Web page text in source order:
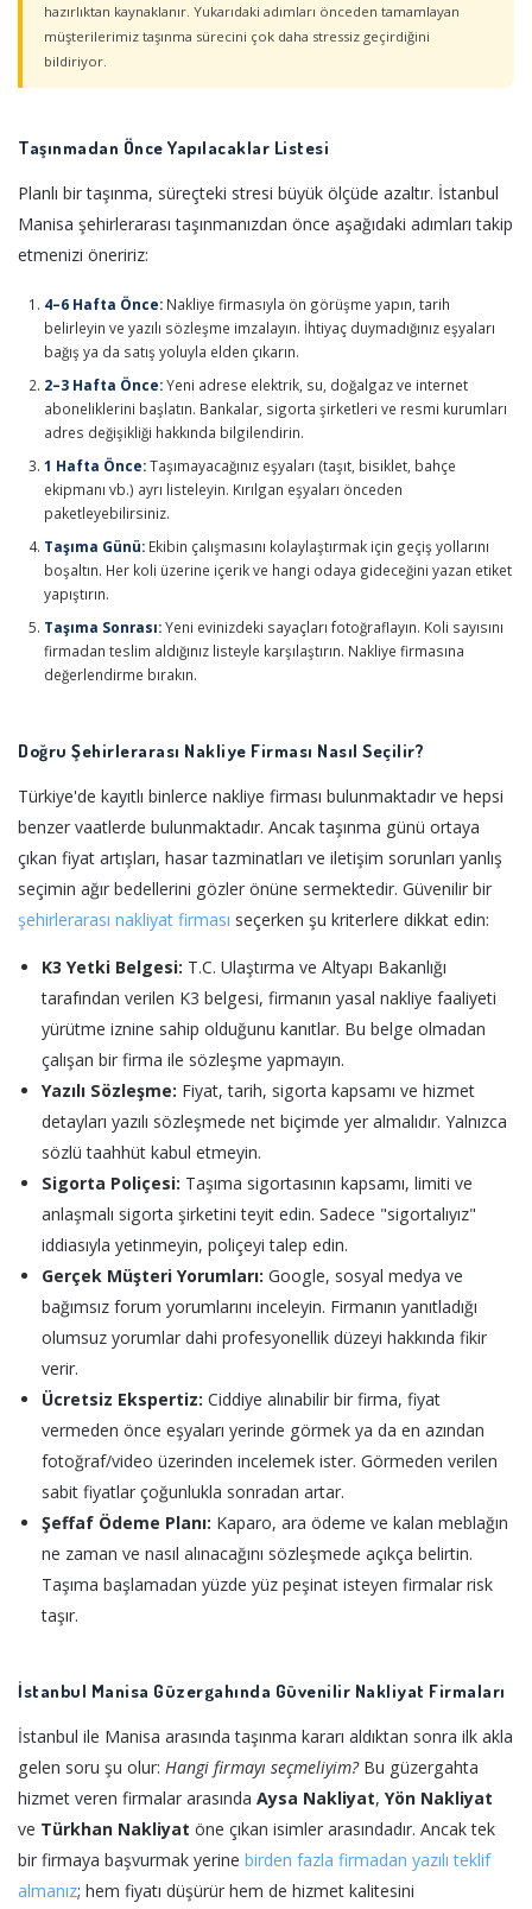
hazırlıktan kaynaklanır. Yukarıdaki adımları önceden tamamlayan
müşterilerimiz taşınma sürecini çok daha stressiz geçirdiğini
bildiriyor.
Taşınmadan Önce Yapılacaklar Listesi
Planlı bir taşınma, süreçteki stresi büyük ölçüde azaltır. İstanbul
Manisa şehirlerarası taşınmanızdan önce aşağıdaki adımları takip
etmenizi öneririz:
4–6 Hafta Önce: Nakliye firmasıyla ön görüşme yapın, tarih
belirleyin ve yazılı sözleşme imzalayın. İhtiyaç duymadığınız eşyaları
bağış ya da satış yoluyla elden çıkarın.
2–3 Hafta Önce:Yeni adrese elektrik, su, doğalgaz ve internet
aboneliklerini başlatın. Bankalar, sigorta şirketleri ve resmi kurumları
adres değişikliği hakkında bilgilendirin.
1 Hafta Önce:Taşımayacağınız eşyaları (taşıt, bisiklet, bahçe
ekipmanı vb.) ayrı listeleyin. Kırılgan eşyaları önceden
paketleyebilirsiniz.
Taşıma Günü: Ekibin çalışmasını kolaylaştırmak için geçiş yollarını
boşaltın. Her koli üzerine içerik ve hangi odaya gideceğini yazan etiket
yapıştırın.
Taşıma Sonrası:Yeni evinizdeki sayaçları fotoğraflayın. Koli sayısını
firmadan teslim aldığınız listeyle karşılaştırın. Nakliye firmasına
değerlendirme bırakın.
Doğru Şehirlerarası Nakliye Firması Nasıl Seçilir?
Türkiye'de kayıtlı binlerce nakliye firması bulunmaktadır ve hepsi
benzer vaatlerde bulunmaktadır. Ancak taşınma günü ortaya
çıkan fiyat artışları, hasar tazminatları ve iletişim sorunları yanlış
seçimin ağır bedellerini gözler önüne sermektedir. Güvenilir bir
şehirlerarası nakliyat firması seçerken şu kriterlere dikkat edin:
K3 Yetki Belgesi: T.C. Ulaştırma ve Altyapı Bakanlığı
tarafından verilen K3 belgesi, firmanın yasal nakliye faaliyeti
yürütme iznine sahip olduğunu kanıtlar. Bu belge olmadan
çalışan bir firma ile sözleşme yapmayın.
Yazılı Sözleşme: Fiyat, tarih, sigorta kapsamı ve hizmet
detayları yazılı sözleşmede net biçimde yer almalıdır. Yalnızca
sözlü taahhüt kabul etmeyin.
Sigorta Poliçesi: Taşıma sigortasının kapsamı, limiti ve
anlaşmalı sigorta şirketini teyit edin. Sadece "sigortalıyız"
iddiasıyla yetinmeyin, poliçeyi talep edin.
Gerçek Müşteri Yorumları: Google, sosyal medya ve
bağımsız forum yorumlarını inceleyin. Firmanın yanıtladığı
olumsuz yorumlar dahi profesyonellik düzeyi hakkında fikir
verir.
Ücretsiz Ekspertiz: Ciddiye alınabilir bir firma, fiyat
vermeden önce eşyaları yerinde görmek ya da en azından
fotoğraf/video üzerinden incelemek ister. Görmeden verilen
sabit fiyatlar çoğunlukla sonradan artar.
Şeffaf Ödeme Planı: Kaparo, ara ödeme ve kalan meblağın
ne zaman ve nasıl alınacağını sözleşmede açıkça belirtin.
Taşıma başlamadan yüzde yüz peşinat isteyen firmalar risk
taşır.
İstanbul Manisa Güzergahında Güvenilir Nakliyat Firmaları
İstanbul ile Manisa arasında taşınma kararı aldıktan sonra ilk akla
gelen soru şu olur: Hangi firmayı seçmeliyim?Bu güzergahta
hizmet veren firmalar arasında Aysa Nakliyat, Yön Nakliyat
ve Türkhan Nakliyat öne çıkan isimler arasındadır. Ancak tek
bir firmaya başvurmak yerine birden fazla firmadan yazılı teklif
almanız; hem fiyatı düşürür hem de hizmet kalitesini